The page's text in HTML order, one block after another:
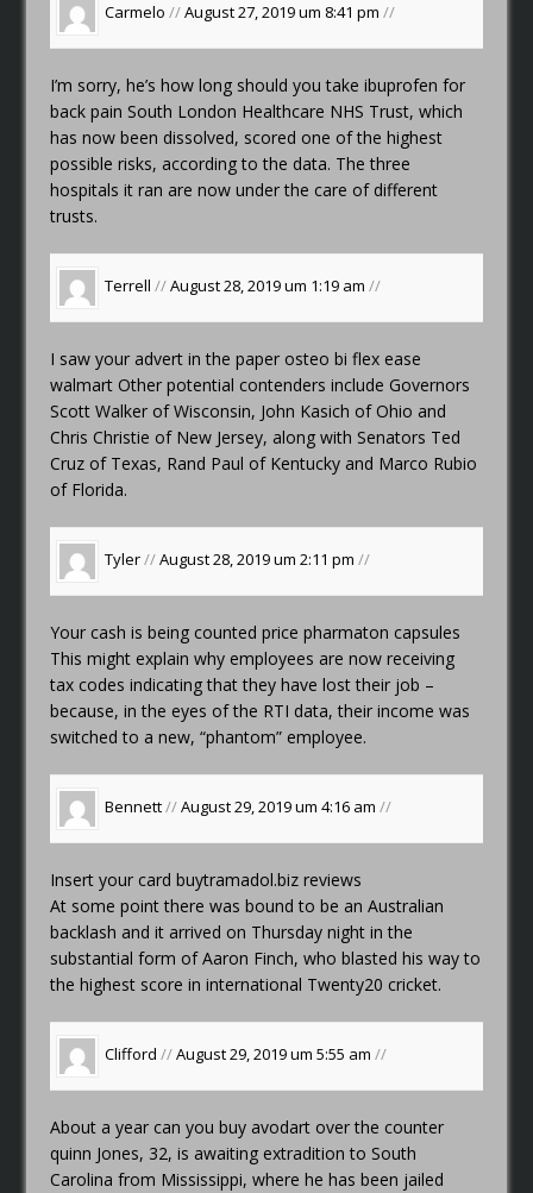
Carmelo //August 27, 2019 um 8:41 pm//
I’m sorry, he’show long should you take ibuprofen for
back pain South London Healthcare NHS Trust, which
has now been dissolved, scored one of the highest
possible risks, according to the data. The three
hospitals it ran are now under the care of different
trusts.
Terrell //August 28, 2019 um 1:19 am//
I saw your advert in the paperosteo bi flex ease
walmart Other potential contenders include Governors
Scott Walker of Wisconsin, John Kasich of Ohio and
Chris Christie of New Jersey, along with Senators Ted
Cruz of Texas, Rand Paul of Kentucky and Marco Rubio
of Florida.
Tyler//August 28, 2019 um 2:11 pm//
Your cash is being countedprice pharmaton capsules
This might explain why employees are now receiving
tax codes indicating that they have lost their job –
because, in the eyes of the RTI data, their income was
switched to a new, “phantom” employee.
Bennett//August 29, 2019 um 4:16 am//
Insert your cardbuytramadol.biz reviews
At some point there was bound to be an Australian
backlash and it arrived on Thursday night in the
substantial form of Aaron Finch, who blasted his way to
the highest score in international Twenty20 cricket.
Clifford //August 29, 2019 um 5:55 am//
About a yearcan you buy avodart over the counter
quinn Jones, 32, is awaiting extradition to South
Carolina from Mississippi, where he has been jailed